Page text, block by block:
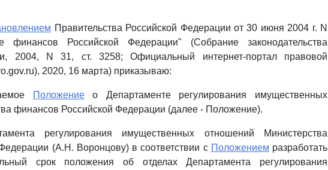
Правительства Российской Федерации от 30 июня 2004 г. N
Российской Федерации" (Собрание законодательства
2004, N 31, ст. 3258; Официальный интернет-портал правовой
2020, 16 марта) приказываю:
Положениео Департаменте регулирования имущественных
финансов Российской Федерации (далее - Положение).
регулирования имущественных отношений Министерства
(А.Н. Воронцову) в соответствии с Положением разработать
срок положения об отделах Департамента регулирования